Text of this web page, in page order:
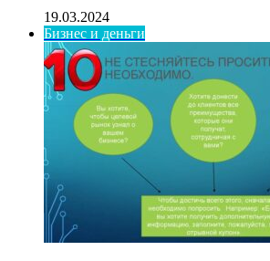
19.03.2024
Бизнес и деньги